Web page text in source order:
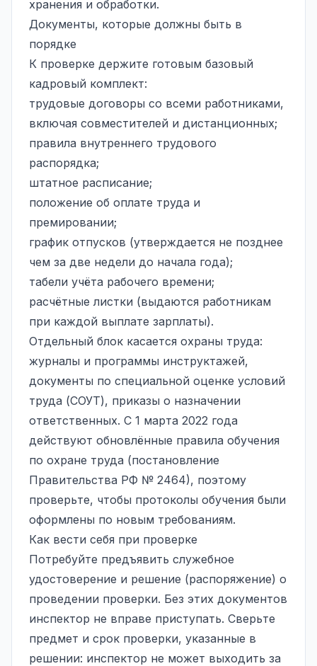
хранения и обработки.
Документы, которые должны быть в
порядке
К проверке держите готовым базовый
кадровый комплект:
трудовые договоры со всеми работниками,
включая совместителей и дистанционных;
правила внутреннего трудового
распорядка;
штатное расписание;
положение об оплате труда и
премировании;
график отпусков (утверждается не позднее
чем за две недели до начала года);
табели учёта рабочего времени;
расчётные листки (выдаются работникам
при каждой выплате зарплаты).
Отдельный блок касается охраны труда:
журналы и программы инструктажей,
документы по специальной оценке условий
труда (СОУТ), приказы о назначении
ответственных. С 1 марта 2022 года
действуют обновлённые правила обучения
по охране труда (постановление
Правительства РФ № 2464), поэтому
проверьте, чтобы протоколы обучения были
оформлены по новым требованиям.
Как вести себя при проверке
Потребуйте предъявить служебное
удостоверение и решение (распоряжение) о
проведении проверки. Без этих документов
инспектор не вправе приступать. Сверьте
предмет и срок проверки, указанные в
решении: инспектор не может выходить за